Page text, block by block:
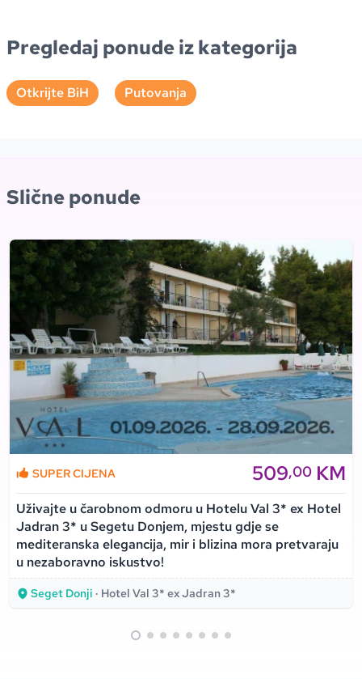
Pregledaj ponude iz kategorija
Otkrijte BiH Putovanja
Slične ponude
SUPER CIJENA 509,00 KM
Uživajte u čarobnom odmoru u Hotelu Val 3* ex Hotel
Jadran 3* u Segetu Donjem, mjestu gdje se
mediteranska elegancija, mir i blizina mora pretvaraju
u nezaboravno iskustvo!
Seget Donji · Hotel Val 3* ex Jadran 3*